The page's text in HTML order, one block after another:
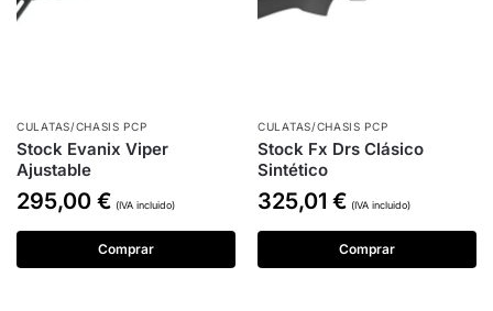
CULATAS/CHASIS PCP
Stock Evanix Viper
Ajustable
295,00 € (IVA incluido)
Comprar
CULATAS/CHASIS PCP
Stock Fx Drs Clásico
Sintético
325,01 € (IVA incluido)
Comprar